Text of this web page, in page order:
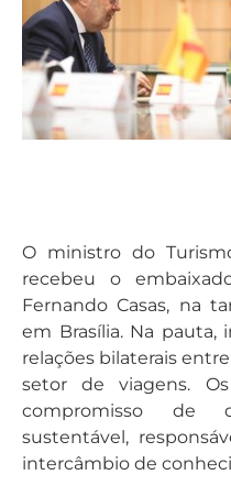
O ministro do
recebeu o
Fernando Casas, na
em Brasília. Na pauta,
relações bilaterais
setor de viagens.
compromisso de
sustentável,
intercâmbio de